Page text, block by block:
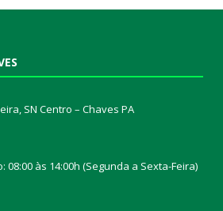
SN Centro – Chaves PA
às 14:00h (Segunda a Sexta-Feira)